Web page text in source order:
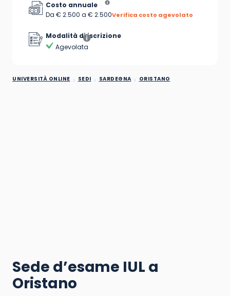
Costo annuale
Da € 2.500 a € 2.500Verifica costo agevolato
Modalità di iscrizione
Agevolata
UNIVERSITÀ ONLINE SEDI SARDEGNA ORISTANO
Sede d’esame IUL a
Oristano